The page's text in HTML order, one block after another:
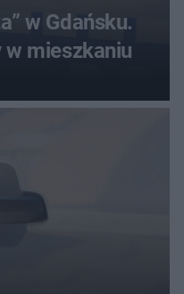
w Gdańsku.
mieszkaniu